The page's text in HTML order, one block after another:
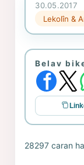
30.05.2017
Lekolîn &
Belav
28297 caran